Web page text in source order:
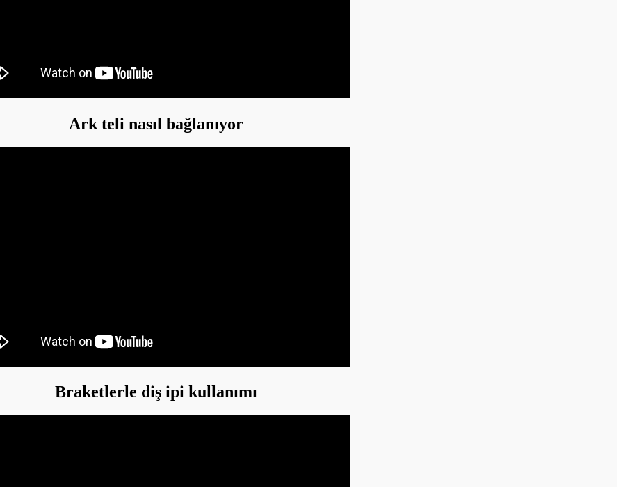
Ark teli nasıl bağlanıyor
Braketlerle diş ipi kullanımı